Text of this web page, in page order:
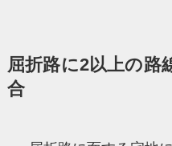
屈折路に2以上の路
合